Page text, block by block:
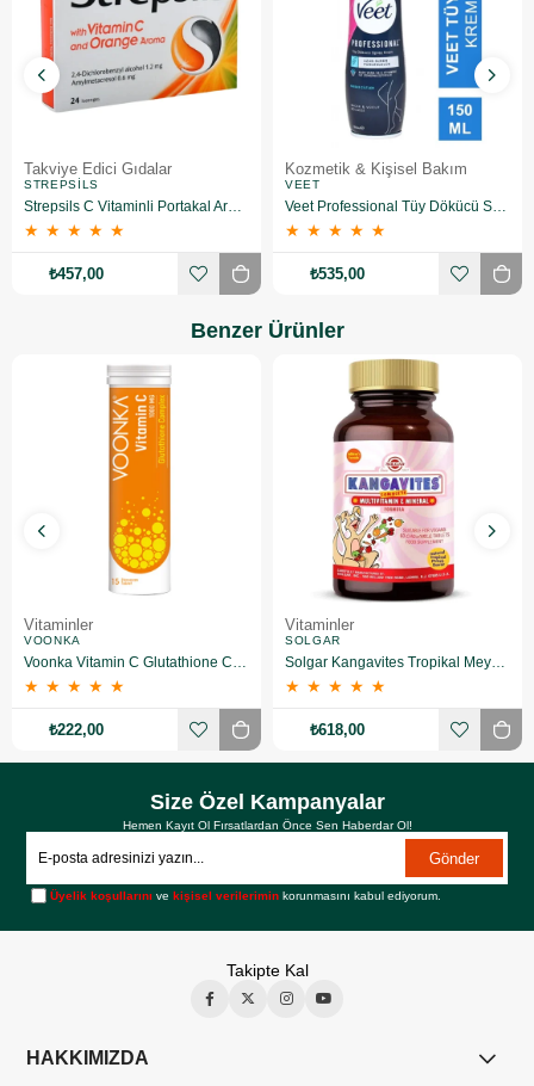
Takviye Edici Gıdalar
STREPSILS
Strepsils C Vitaminli Portakal Aromalı Pastil 24 Adet - 2 Adet
★ ★ ★ ★ ★
₺457,00
Kozmetik & Kişisel Bakım
VEET
Veet Professional Tüy Dökücü Sprey Krem Hassas Ciltler için 150ml
★ ★ ★ ★ ★
₺535,00
Benzer Ürünler
Vitaminler
VOONKA
Voonka Vitamin C Glutathione Complex Efervesan 15 Tablet
★ ★ ★ ★ ★
₺222,00
Vitaminler
SOLGAR
Solgar Kangavites Tropikal Meyve Aromalı 60 Tablet
★ ★ ★ ★ ★
₺618,00
Size Özel Kampanyalar
Hemen Kayıt Ol Fırsatlardan Önce Sen Haberdar Ol!
Gönder
Üyelik koşullarını vekişisel verilerimin korunmasını kabul ediyorum.
Takipte Kal
HAKKIMIZDA